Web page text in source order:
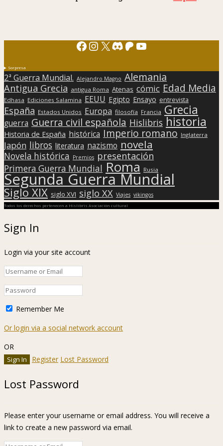
Facebook
Instagram
X Discord
Patreon
YouTube
Sorpresa
2ª Guerra Mundial. Alejandro Magno Alemania
Antigua Grecia antigua Roma Atenas cómic Edad Media
Edhasa Ediciones Salamina EEUU Egipto Ensayo entrevista
España Estados Unidos Europa filosofía Francia Grecia
guerra Guerra civil española Hislibris historia
Historia de España histórica Imperio romano Inglaterra
Japón libros literatura nazismo novela
Novela histórica Premios presentación
Primera Guerra Mundial Roma Rusia
Segunda Guerra Mundial
Siglo XIX siglo XVI siglo XX Viajes vikingos
Todos los derechos pertenecen a Hislibris Asociación cultural
Sign In
Login via your site account
Remember Me
Or login via a social network account
OR
Register Lost Password
Lost Password
Please enter your username or email address. You will receive a
link to create a new password via email.